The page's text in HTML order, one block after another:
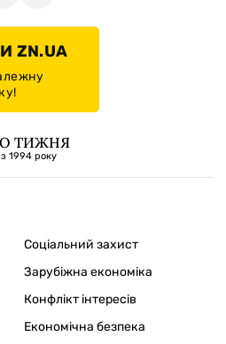
ZN.UA
ТИЖНЯ
1994 року
Соціальний захист
Зарубіжна економіка
Конфлікт інтересів
Економічна безпека